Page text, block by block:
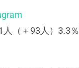
（＋93人）3.3